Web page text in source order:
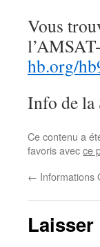
Vous
hb.org/
Info de la
Ce contenu a
favoris avecce
← Informations